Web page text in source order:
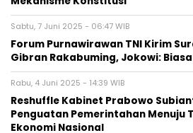
Sabtu, 7 Juni 2025 - 06:47 WIB
Forum Purnawirawan TNI Kirim
Gibran Rakabuming, Jokowi:
Rabu, 4 Juni 2025 - 14:39 WIB
Reshuffle Kabinet Prabowo
Penguatan Pemerintahan Menuju
Ekonomi Nasional